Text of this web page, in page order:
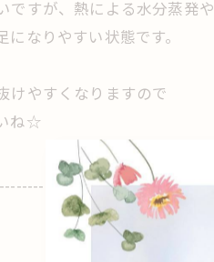
ですが、熱による水分蒸発や
なりやすい状態です。
けやすくなりますので
ね☆